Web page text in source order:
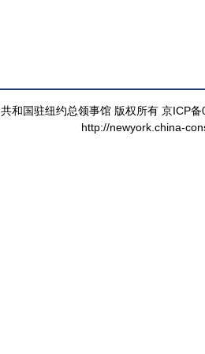
和国驻纽约总领事馆 版权所有 京ICP
http://newyork.china-